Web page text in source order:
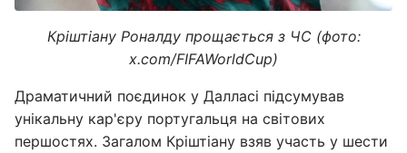
Кріштіану Роналду прощається з ЧС (фото:
x.com/FIFAWorldCup)
Драматичний поєдинок у Далласі підсумував
унікальну кар'єру португальця на світових
першостях. Загалом Кріштіану взяв участь у шести